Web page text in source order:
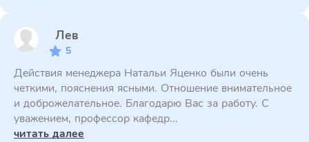
Лев
5
Действия менеджера Натальи Яценко были очень
четкими, пояснения ясными. Отношение внимательное
и доброжелательное. Благодарю Вас за работу. С
уважением, профессор кафедр...
читать далее